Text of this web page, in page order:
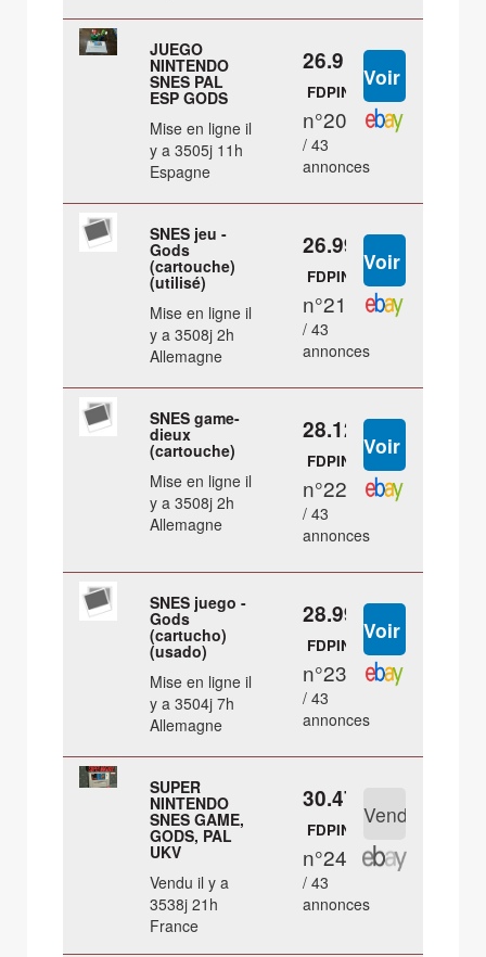
JUEGO
NINTENDO
SNES PAL
ESP GODS
Mise en ligne il
y a 3505j 11h
Espagne
26.9 €
FDPIN
n°20
/ 43
annonces
SNES jeu -
Gods
(cartouche)
(utilisé)
Mise en ligne il
y a 3508j 2h
Allemagne
26.99 €
FDPIN
n°21
/ 43
annonces
SNES game-
dieux
(cartouche)
Mise en ligne il
y a 3508j 2h
Allemagne
28.12 €
FDPIN
n°22
/ 43
annonces
SNES juego -
Gods
(cartucho)
(usado)
Mise en ligne il
y a 3504j 7h
Allemagne
28.99 €
FDPIN
n°23
/ 43
annonces
SUPER
NINTENDO
SNES GAME,
GODS, PAL
UKV
Vendu il y a
3538j 21h
France
30.47 €
FDPIN
n°24
/ 43
annonces